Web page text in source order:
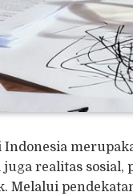
Indonesia
realitas
Melalui